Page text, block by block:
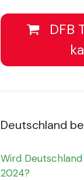
DFB
Deutschland
Wird
2024?